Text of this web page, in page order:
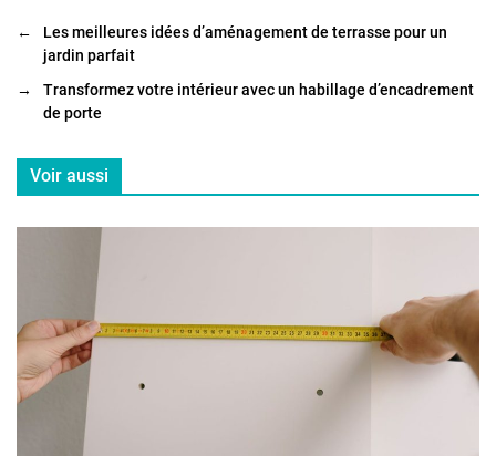
←
Les meilleures idées d’aménagement de terrasse pour un
jardin parfait
→
Transformez votre intérieur avec un habillage d’encadrement
de porte
Voir aussi